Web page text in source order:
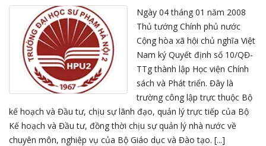
Ngày 04 tháng 01 năm 2008
Thủ tướng Chính phủ nước
Cộng hòa xã hội chủ nghĩa Việt
Nam ký Quyết định số 10/QĐ-
TTg thành lập Học viện Chính
sách và Phát triển. Đây là
trường công lập trực thuộc Bộ
kế hoạch và Đầu tư, chịu sự lãnh đạo, quản lý trực tiếp của Bộ
Kế hoạch và Đầu tư, đồng thời chịu sự quản lý nhà nước về
chuyên môn, nghiệp vụ của Bộ Giáo dục và Đào tạo. [...]